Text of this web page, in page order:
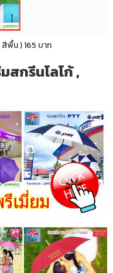
พื้น ) 165 บาท
สกรีนโลโก้ ,